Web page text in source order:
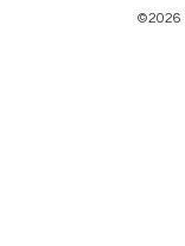
©2026